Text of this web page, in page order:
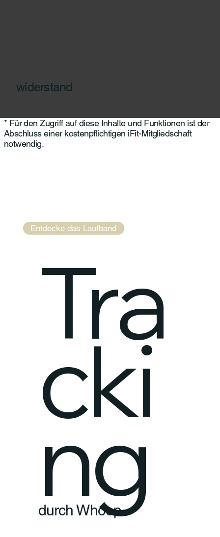
widerstand
* Für den Zugriff auf diese Inhalte und Funktionen ist der
Abschluss einer kostenpflichtigen iFit-Mitgliedschaft
notwendig.
Entdecke das Laufband
Tra
cki
ng
durch Whoop